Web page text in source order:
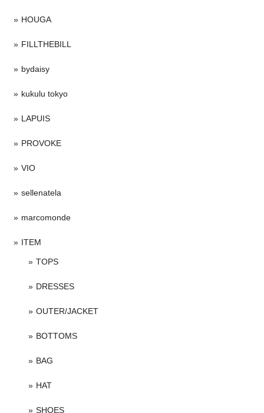
HOUGA
FILLTHEBILL
bydaisy
kukulu tokyo
LAPUIS
PROVOKE
VIO
sellenatela
marcomonde
ITEM
TOPS
DRESSES
OUTER/JACKET
BOTTOMS
BAG
HAT
SHOES